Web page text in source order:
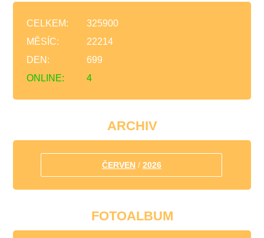
ONLINE: 4
CELKEM:
325900
MĚSÍC:
22214
DEN:
699
ARCHIV
ČERVEN/ 2026
FOTOALBUM